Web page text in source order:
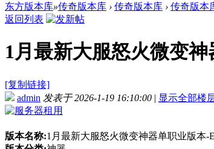
东方版本库»传奇版本库 › 传奇版本库 › 传奇版本
返回列表
1月最新大服怒火微变
[复制链接]
admin 发表于 2026-1-19 16:10:00 | 显示全部楼
版本名称:1月最新大服怒火微变神器单职业版本-